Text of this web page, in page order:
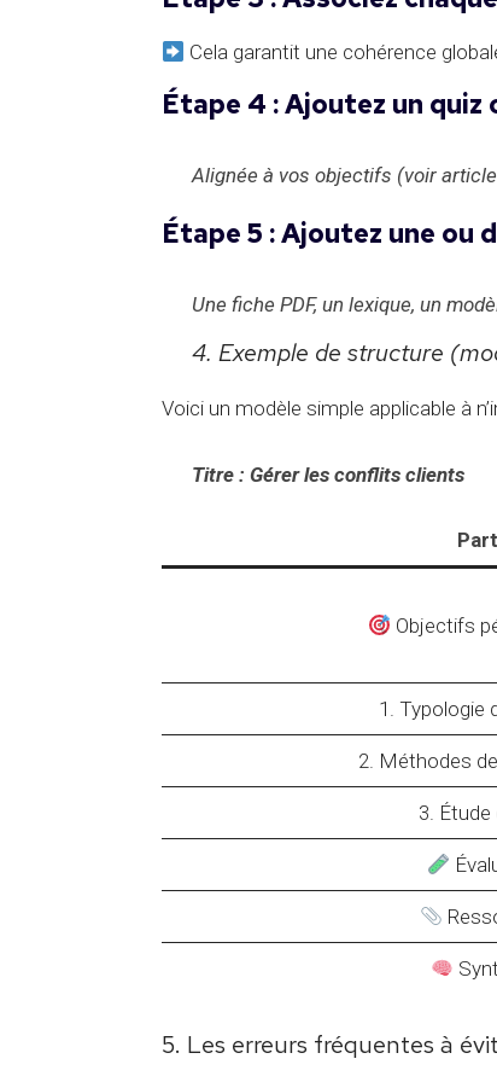
Cela garantit une cohérence
Étape 4 : Ajoutez un
Alignée à vos objectifs (voir
Étape 5 : Ajoutez une ou
Une fiche PDF, un lexique, un
4. Exemple de structure
Voici un modèle simple applicable à
Titre : Gérer les conflits clients
Objectifs
1. Typologie
2. Méthodes
3. Étude
5. Les erreurs fréquentes à